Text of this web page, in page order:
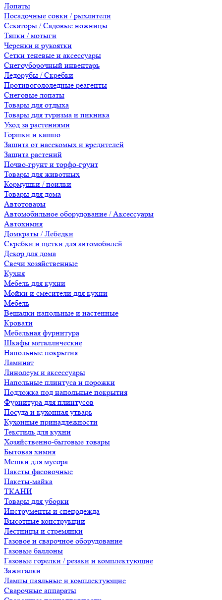
Лопаты
Посадочные совки / рыхлители
Секаторы / Садовые ножницы
Тяпки / мотыги
Черенки и рукоятки
Сетки теневые и аксессуары
Снегоуборочный инвентарь
Ледорубы / Скребки
Противогололедные реагенты
Снеговые лопаты
Товары для отдыха
Товары для туризма и пикника
Уход за растениями
Горшки и кашпо
Защита от насекомых и вредителей
Защита растений
Почво-грунт и торфо-грунт
Товары для животных
Кормушки / поилки
Товары для дома
Автотовары
Автомобильное оборудование / Аксессуары
Автохимия
Домкраты / Лебедки
Скребки и щетки для автомобилей
Декор для дома
Свечи хозяйственные
Кухня
Мебель для кухни
Мойки и смесители для кухни
Мебель
Вешалки напольные и настенные
Кровати
Мебельная фурнитура
Шкафы металлические
Напольные покрытия
Ламинат
Линолеум и аксессуары
Напольные плинтуса и порожки
Подложка под напольные покрытия
Фурнитура для плинтусов
Посуда и кухонная утварь
Кухонные принадлежности
Текстиль для кухни
Хозяйственно-бытовые товары
Бытовая химия
Мешки для мусора
Пакеты фасовочные
Пакеты-майка
ТКАНИ
Товары для уборки
Инструменты и спецодежда
Высотные конструкции
Лестницы и стремянки
Газовое и сварочное оборудование
Газовые баллоны
Газовые горелки / резаки и комплектующие
Зажигалки
Лампы паяльные и комплектующие
Сварочные аппараты